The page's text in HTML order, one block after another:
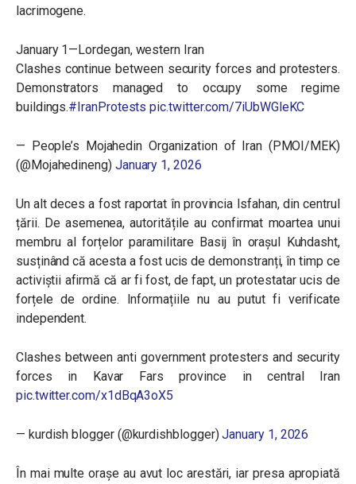
lacrimogene.
January 1—Lordegan, western Iran
Clashes continue between security forces and protesters.
Demonstrators managed to occupy some regime
buildings.#IranProtests pic.twitter.com/7iUbWGleKC
— People’s Mojahedin Organization of Iran (PMOI/MEK)
(@Mojahedineng) January 1, 2026
Un alt deces a fost raportat în provincia Isfahan, din centrul
țării. De asemenea, autoritățile au confirmat moartea unui
membru al forțelor paramilitare Basij în orașul Kuhdasht,
susținând că acesta a fost ucis de demonstranți, în timp ce
activiștii afirmă că ar fi fost, de fapt, un protestatar ucis de
forțele de ordine. Informațiile nu au putut fi verificate
independent.
Clashes between anti government protesters and security
forces in Kavar Fars province in central Iran
pic.twitter.com/x1dBqA3oX5
— kurdish blogger (@kurdishblogger)January 1, 2026
În mai multe orașe au avut loc arestări, iar presa apropiată